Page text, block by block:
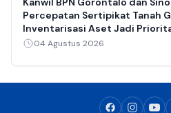
Percepatan Sertipikat Tanah
Inventarisasi Aset Jadi
04 Agustus 2026